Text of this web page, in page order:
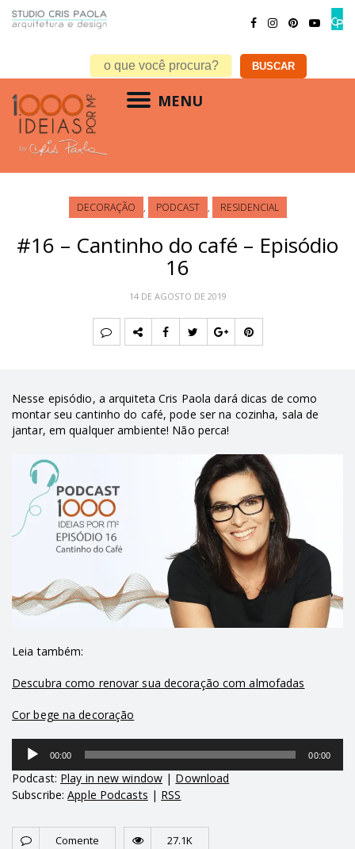
MENU
DECORAÇÃO , PODCAST , RESIDENCIAL
#16 – Cantinho do café – Episódio
16
14 DE AGOSTO DE 2019
Nesse episódio, a arquiteta Cris Paola dará dicas de como
montar seu cantinho do café, pode ser na cozinha, sala de
jantar, em qualquer ambiente! Não perca!
Leia também:
Descubra como renovar sua decoração com almofadas
Cor bege na decoração
Tocador
áudio
00:00 00:00
Podcast: Play in new window | Download
Subscribe:Apple Podcasts | RSS
Comente 27.1K